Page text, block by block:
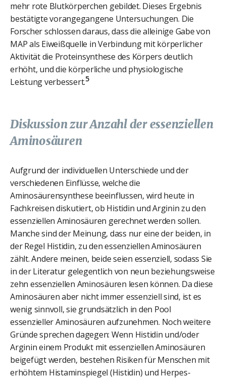
mehr rote Blutkörperchen gebildet. Dieses Ergebnis
bestätigte vorangegangene Untersuchungen. Die
Forscher schlossen daraus, dass die alleinige Gabe von
MAP als Eiweißquelle in Verbindung mit körperlicher
Aktivität die Proteinsynthese des Körpers deutlich
erhöht, und die körperliche und physiologische
Leistung verbessert.5
Diskussion zur Anzahl der essenziellen
Aminosäuren
Aufgrund der individuellen Unterschiede und der
verschiedenen Einflüsse, welche die
Aminosäurensynthese beeinflussen, wird heute in
Fachkreisen diskutiert, ob Histidin und Arginin zu den
essenziellen Aminosäuren gerechnet werden sollen.
Manche sind der Meinung, dass nur eine der beiden, in
der Regel Histidin, zu den essenziellen Aminosäuren
zählt. Andere meinen, beide seien essenziell, sodass Sie
in der Literatur gelegentlich von neun beziehungsweise
zehn essenziellen Aminosäuren lesen können. Da diese
Aminosäuren aber nicht immer essenziell sind, ist es
wenig sinnvoll, sie grundsätzlich in den Pool
essenzieller Aminosäuren aufzunehmen. Noch weitere
Gründe sprechen dagegen: Wenn Histidin und/oder
Arginin einem Produkt mit essenziellen Aminosäuren
beigefügt werden, bestehen Risiken für Menschen mit
erhöhtem Histaminspiegel (Histidin) und Herpes-